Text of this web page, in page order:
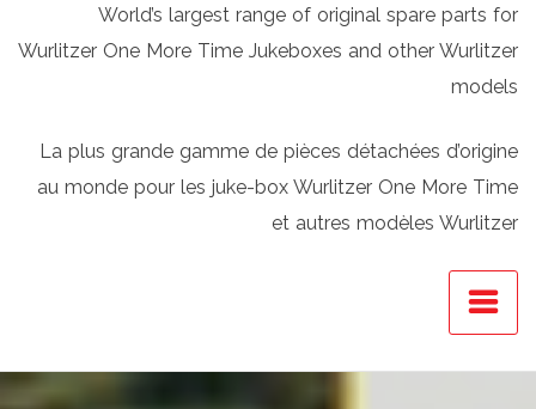
World’s largest range of original spare parts for
Wurlitzer One More Time Jukeboxes and other Wurlitzer
models
La plus grande gamme de pièces détachées d’origine
au monde pour les juke-box Wurlitzer One More Time
et autres modèles Wurlitzer